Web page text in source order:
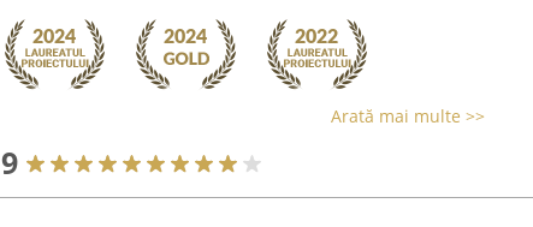
Arată mai multe >>
9